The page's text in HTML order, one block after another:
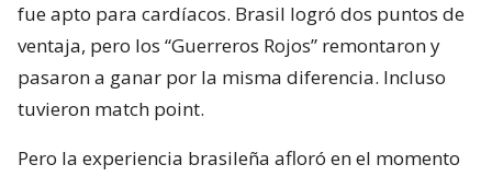
fue apto para cardíacos. Brasil logró dos puntos de
ventaja, pero los “Guerreros Rojos” remontaron y
pasaron a ganar por la misma diferencia. Incluso
tuvieron match point.
Pero la experiencia brasileña afloró en el momento